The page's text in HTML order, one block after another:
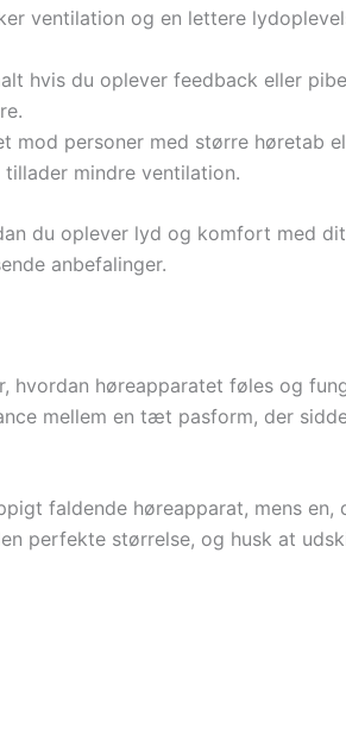
ventilation og en lettere
hvis du oplever feedback eller
personer med større høretab
mindre ventilation.
du oplever lyd og komfort med
anbefalinger.
høreapparatet føles og
mellem en tæt pasform, der
faldende høreapparat, mens
perfekte størrelse, og husk at